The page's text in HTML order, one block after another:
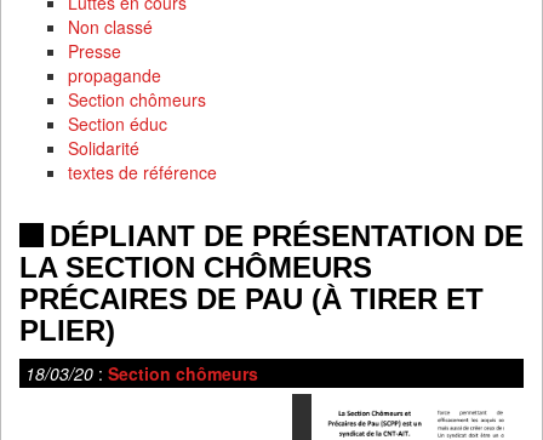
Non classé
Presse
propagande
Section chômeurs
Section éduc
Solidarité
textes de référence
DÉPLIANT DE PRÉSENTATION DE
LA SECTION CHÔMEURS
PRÉCAIRES DE PAU (À TIRER ET
PLIER)
18/03/20 : Section chômeurs